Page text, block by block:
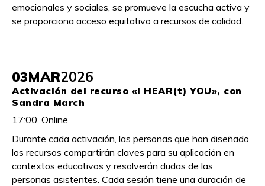
emocionales y sociales, se promueve la escucha activa y
se proporciona acceso equitativo a recursos de calidad.
03MAR2026
Activación del recurso «I HEAR(t) YOU», con
Sandra March
17:00, Online
Durante cada activación, las personas que han diseñado
los recursos compartirán claves para su aplicación en
contextos educativos y resolverán dudas de las
personas asistentes. Cada sesión tiene una duración de